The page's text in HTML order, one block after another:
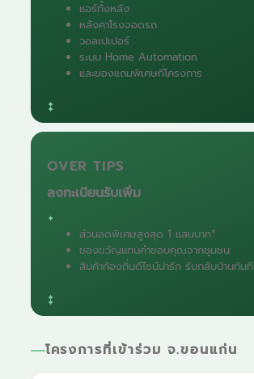
แอร์ทั้งหลัง
หลังคาโรงจอดรถ
วอลเปเปอร์
ระบบ Home Automation
และของแถมพิเศษที่โครงการ
OVER TIPS
ลงทะเบียนรับเพิ่ม
ส่วนลดพิเศษสูงสุด 1 แสนบาท*
ของขวัญแทนคำขอบคุณจากชุมชน
สินค้าท้องถิ่นดีไซน์น่ารัก รับกลับบ้านทันที
โครงการที่เข้าร่วม จ.ขอนแก่น